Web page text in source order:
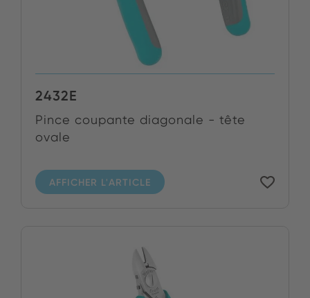
2432E
Pince coupante diagonale - tête
ovale
AFFICHER L'ARTICLE